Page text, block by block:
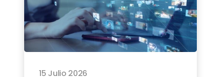
15 Julio 2026